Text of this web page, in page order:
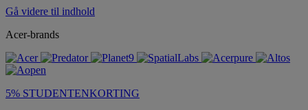
Gå videre til indhold
Acer-brands
5% STUDENTENKORTING